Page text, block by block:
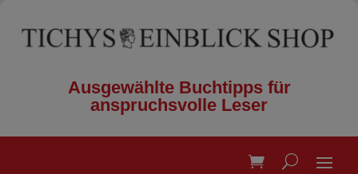
Ausgewählte Buchtipps für
anspruchsvolle Leser